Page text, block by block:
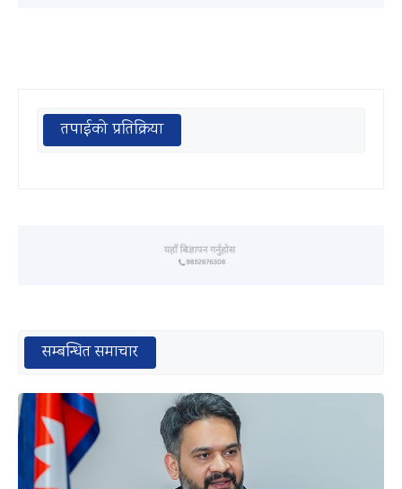
तपाईको प्रतिक्रिया
सम्बन्धित समाचार